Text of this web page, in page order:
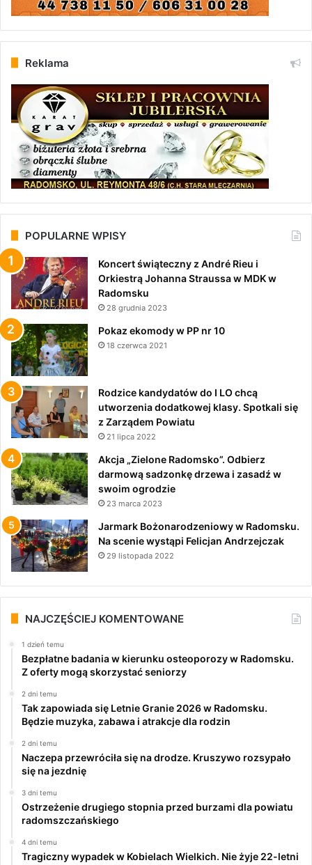
Reklama
POPULARNE WPISY
Koncert świąteczny z André Rieu i
Orkiestrą Johanna Straussa w MDK w
Radomsku
28 grudnia 2023
Pokaz ekomody w PP nr 10
18 czerwca 2021
Rodzice kandydatów do I LO chcą
utworzenia dodatkowej klasy. Spotkali się
z Zarządem Powiatu
21 lipca 2022
Akcja „Zielone Radomsko”. Odbierz
darmową sadzonkę drzewa i zasadź w
swoim ogrodzie
23 marca 2023
Jarmark Bożonarodzeniowy w Radomsku.
Na scenie wystąpi Felicjan Andrzejczak
29 listopada 2022
NAJCZĘŚCIEJ KOMENTOWANE
1 dzień temu
Bezpłatne badania w kierunku osteoporozy w Radomsku.
Z oferty mogą skorzystać seniorzy
2 dni temu
Tak zapowiada się Letnie Granie 2026 w Radomsku.
Będzie muzyka, zabawa i atrakcje dla rodzin
2 dni temu
Naczepa przewróciła się na drodze. Kruszywo rozsypało
się na jezdnię
3 dni temu
Ostrzeżenie drugiego stopnia przed burzami dla powiatu
radomszczańskiego
4 dni temu
Tragiczny wypadek w Kobielach Wielkich. Nie żyje 22-letni